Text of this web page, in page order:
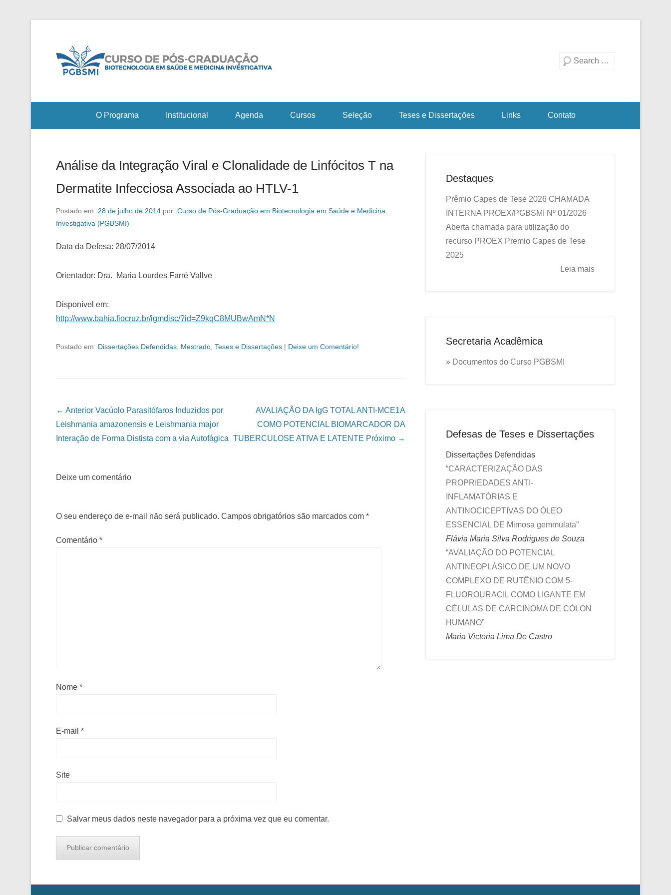
em Saúde e Medicina Investigativa
Pesquisa
O Programa Institucional Agenda Cursos Seleção Teses e Dissertações Links Contato
Análise da Integração Viral e Clonalidade de Linfócitos T na
Dermatite Infecciosa Associada ao HTLV-1
Postado em: 28 de julho de 2014 por: Curso de Pós-Graduação em Biotecnologia em Saúde e Medicina
Investigativa (PGBSMI)
Data da Defesa: 28/07/2014
Orientador: Dra. Maria Lourdes Farré Vallve
Disponível em:
http://www.bahia.fiocruz.br/igmdisc/?id=Z9kqC8MUBwAmN*N
Postado em: Dissertações Defendidas Mestrado Teses e Dissertações | Deixe um Comentário!
Navegação das Postagens
← Anterior Vacúolo Parasitófaros Induzidos por
Leishmania amazonensis e Leishmania major
Interação de Forma Distista com a via Autofágica
AVALIAÇÃO DA IgG TOTAL ANTI-MCE1A
COMO POTENCIAL BIOMARCADOR DA
TUBERCULOSE ATIVA E LATENTE Próximo →
Deixe um comentário
O seu endereço de e-mail não será publicado. Campos obrigatórios são marcados com *
Comentário *
Nome *
E-mail *
Site
Salvar meus dados neste navegador para a próxima vez que eu comentar.
Destaques
Prêmio Capes de Tese 2026 CHAMADA
INTERNA PROEX/PGBSMI Nº 01/2026
Aberta chamada para utilização do
recurso PROEX Premio Capes de Tese
2025
Leia mais
Secretaria Acadêmica
» Documentos do Curso PGBSMI
Defesas de Teses e Dissertações
Dissertações Defendidas
“CARACTERIZAÇÃO DAS
PROPRIEDADES ANTI-
INFLAMATÓRIAS E
ANTINOCICEPTIVAS DO ÓLEO
ESSENCIAL DE Mimosa gemmulata”
Flávia Maria Silva Rodrigues de Souza
“AVALIAÇÃO DO POTENCIAL
ANTINEOPLÁSICO DE UM NOVO
COMPLEXO DE RUTÊNIO COM 5-
FLUOROURACIL COMO LIGANTE EM
CÉLULAS DE CARCINOMA DE CÓLON
HUMANO”
Maria Victoria Lima De Castro